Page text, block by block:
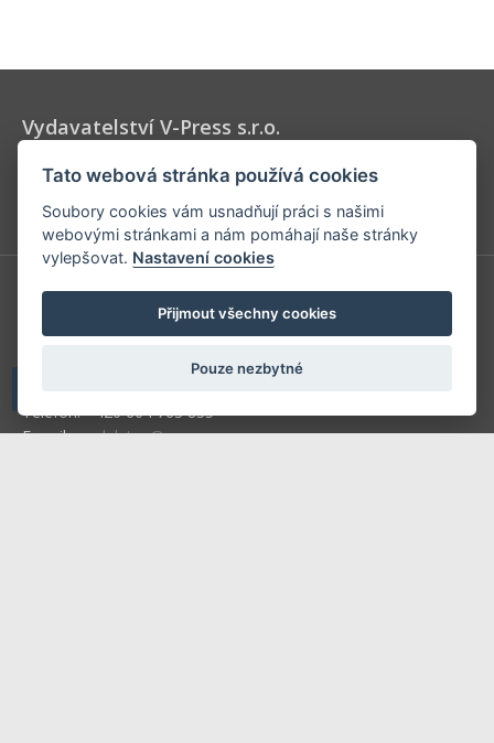
Vydavatelství V-Press s.r.o.
Vydavatel časopisů Velo, 53 x 11 a Elektrokola, určených pro
U Stadionu 157
Telefon: +420 604 763 835
E-mail:predplatne@vpress.cz
Tato webová stránka používá cookies
Soubory cookies vám usnadňují práci s našimi
webovými stránkami a nám pomáhají naše stránky
vylepšovat. Nastavení cookies
Přijmout všechny cookies
Pouze nezbytné